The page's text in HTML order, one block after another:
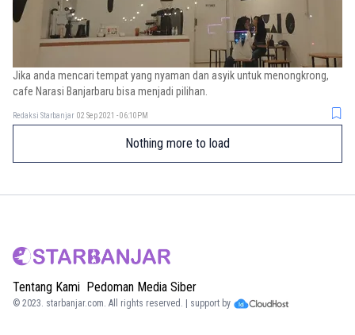
Jika anda mencari tempat yang nyaman dan asyik untuk menongkrong,
cafe Narasi Banjarbaru bisa menjadi pilihan.
Redaksi Starbanjar 02 Sep 2021 - 06:10PM
Nothing more to load
Tentang Kami Pedoman Media Siber
© 2023. starbanjar.com. All rights reserved. | support by